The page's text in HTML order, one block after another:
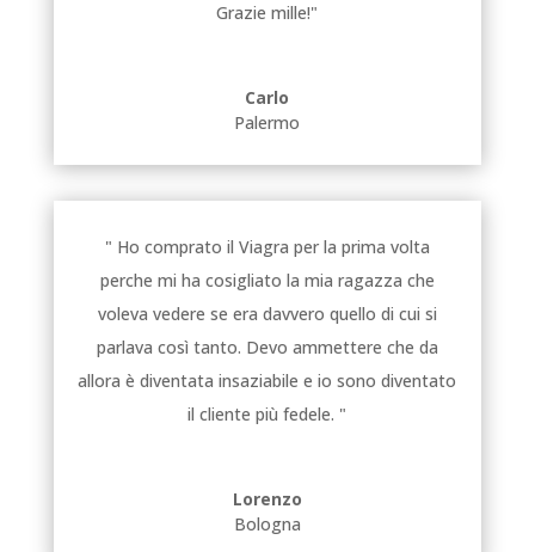
Grazie mille!"
Carlo
Palermo
" Ho comprato il Viagra per la prima volta
perche mi ha cosigliato la mia ragazza che
voleva vedere se era davvero quello di cui si
parlava così tanto. Devo ammettere che da
allora è diventata insaziabile e io sono diventato
il cliente più fedele. "
Lorenzo
Bologna